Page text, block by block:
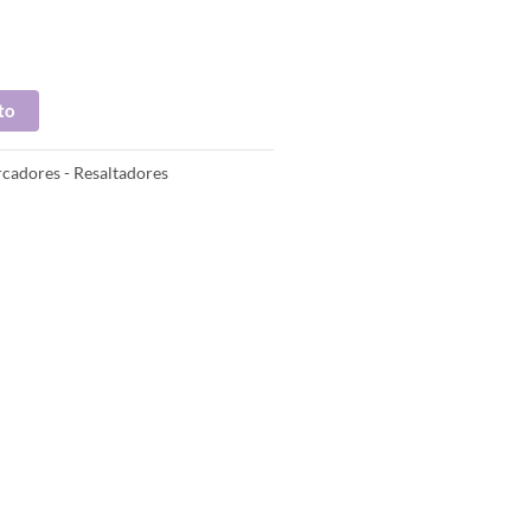
- Resaltadores